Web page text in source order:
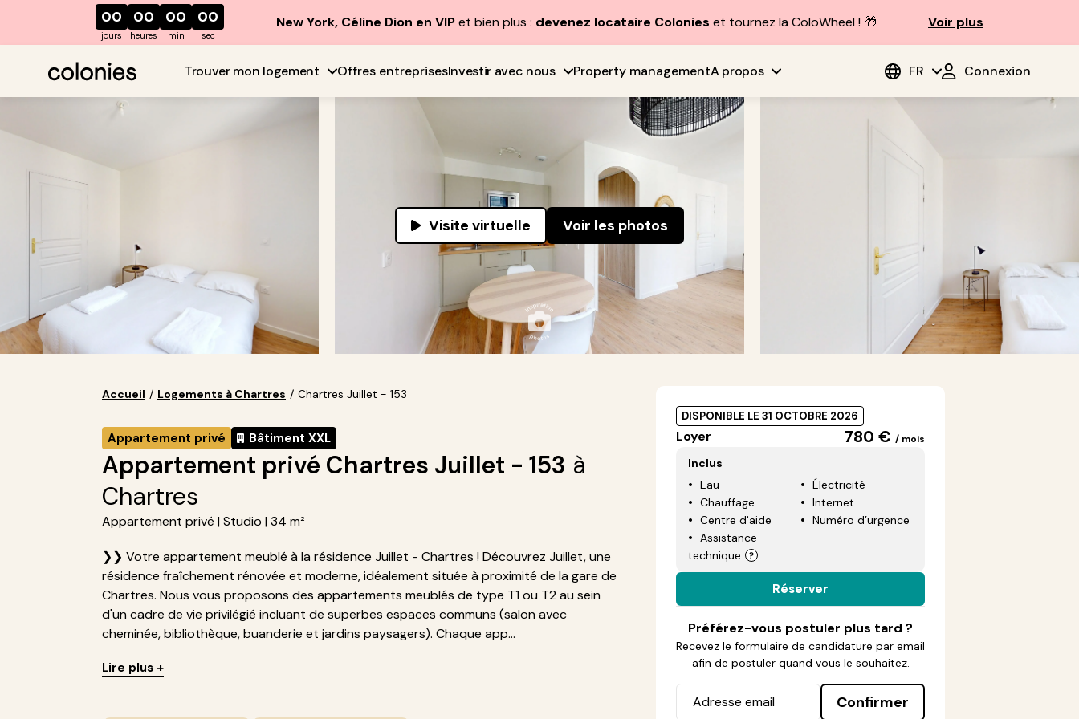
00
jours
00
heures
00
min
00
sec
New York, Céline Dion en VIPet bien plus : devenez locataire Colonies et tournez la ColoWheel ! 🎁 Voir plus
Trouver mon logement Offres entreprisesInvestir avec nous Property managementA propos FR Connexion
Visite virtuelle Voir les photos
Accueil / Logements à Chartres / Chartres Juillet - 153
Appartement privé Bâtiment XXL
Appartement privé Chartres Juillet - 153 à
Chartres
Appartement privé | Studio | 34 m²
❯❯ Votre appartement meublé à la résidence Juillet - Chartres ! Découvrez Juillet, une
résidence fraîchement rénovée et moderne, idéalement située à proximité de la gare de
Chartres. Nous vous proposons des appartements meublés de type T1 ou T2 au sein
d'un cadre de vie privilégié incluant de superbes espaces communs (salon avec
cheminée, bibliothèque, buanderie et jardins paysagers). Chaque app...
Lire plus +
DISPONIBLE LE 31 OCTOBRE 2026
Loyer 780 € / mois
Inclus
Eau
Électricité
Chauffage
Internet
Centre d'aide
Numéro d’urgence
Assistance
technique
Réserver
Préférez-vous postuler plus tard ?
Recevez le formulaire de candidature par email
afin de postuler quand vous le souhaitez.
Confirmer